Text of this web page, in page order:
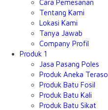
Cara Pemesanan
Tentang Kami
Lokasi Kami
Tanya Jawab
Company Profil
Produk 1
Jasa Pasang Poles
Produk Aneka Teraso
Produk Batu Fosil
Produk Batu Kali
Produk Batu Sikat